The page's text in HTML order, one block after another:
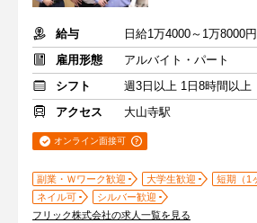
給与
雇用形態
アルバイト・パート
シフト
週3日以上 1日8時間以上
アクセス
大山寺駅
オンライン面接可
副業・Ｗワーク歓迎 大学生歓迎
短期（1
ネイル可
シルバー歓迎
フリック株式会社の求人一覧を見る